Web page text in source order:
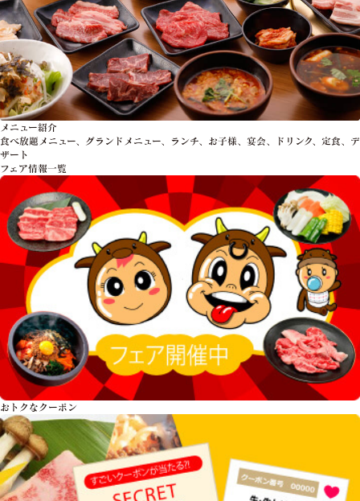
メニュー紹介
食べ放題メニュー、グランドメニュー、ランチ、お子様、宴会、ドリンク、定食、デ
ザート
フェア情報一覧
おトクな クーポン